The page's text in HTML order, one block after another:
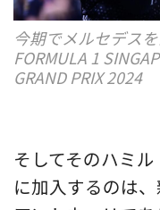
今期でメルセデス
FORMULA 1
GRAND PRIX 2024
そしてそのハミ
に加入するのは